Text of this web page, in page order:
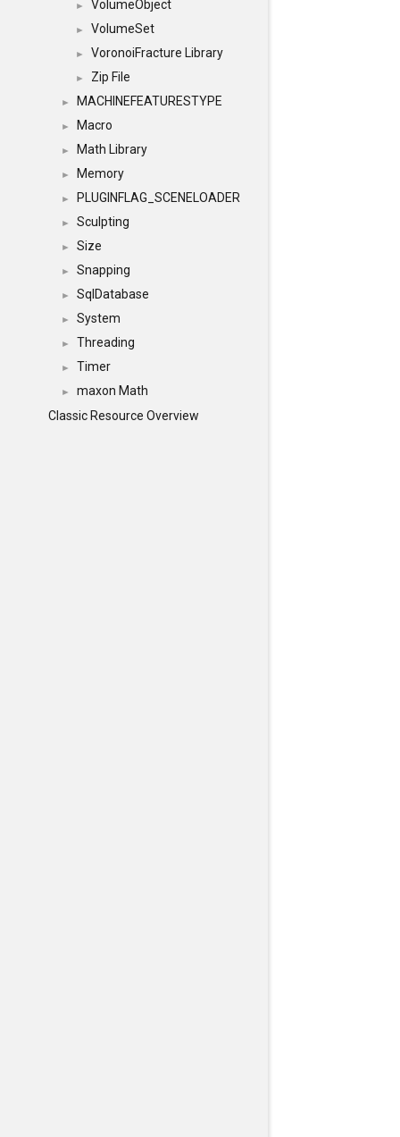
► VolumeObject
► VolumeSet
► VoronoiFracture Library
► Zip File
► MACHINEFEATURESTYPE
► Macro
► Math Library
► Memory
► PLUGINFLAG_SCENELOADER
► Sculpting
► Size
► Snapping
► SqlDatabase
► System
► Threading
► Timer
►
maxon Math
Classic Resource Overview